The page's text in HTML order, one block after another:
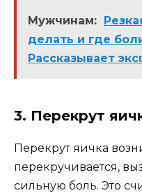
Мужчинам:
делать и где
Рассказывает
3. Перекрут
Перекрут яичка
перекручивается,
сильную боль. Это